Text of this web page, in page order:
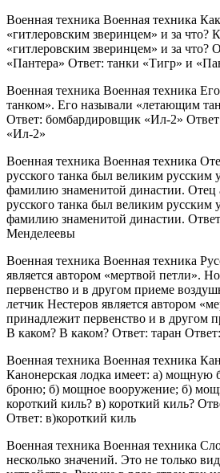
Военная техника Военная техника
«гитлеровским зверинцем» и за что?
«гитлеровским зверинцем» и за что?
«Пантера» Ответ: танки «Тигр» и
Военная техника Военная техника
танком». Его называли «летающим
Ответ: бомбардировщик «Ил-2»
«Ил-2»
Военная техника Военная техника
русского танка был великим русским
фамилию знаменитой династии. Отец
русского танка был великим русским
фамилию знаменитой династии.
Менделеевы
Военная техника Военная техника
является автором «мертвой петли».
первенство и в другом приеме
летчик Нестеров является автором
принадлежит первенство и в другом
В каком? В каком? Ответ: таран
Военная техника Военная техника
Канонерская лодка имеет: а)
броню; б) мощное вооружение; б)
короткий киль? в) короткий киль?
Ответ: в)короткий киль
Военная техника Военная техника
несколько значений. Это не только